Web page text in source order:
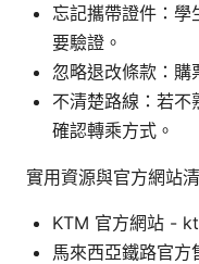
忘記攜帶證件：
要驗證。
忽略退改條款：購
不清楚路線：若不
確認轉乘方式。
實用資源與官方網站
KTM 官方網站 -
馬來西亞鐵路官